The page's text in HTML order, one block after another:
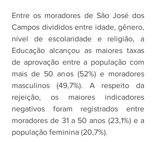
Entre os moradores de São José dos
Campos divididos entre idade, gênero,
nível de escolaridade e religião, a
Educação alcançou as maiores taxas
de aprovação entre a população com
mais de 50 anos (52%) e moradores
masculinos (49,7%). A respeito da
rejeição, os maiores indicadores
negativos foram registrados entre
moradores de 31 a 50 anos (23,1%) e a
população feminina (20,7%).